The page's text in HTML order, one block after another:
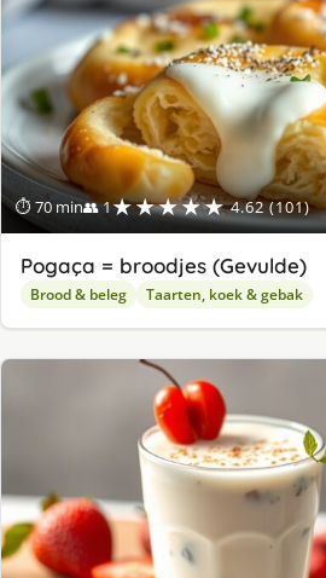
⏱ 70 min👥 1★★★★★ 4.62 (101)
Pogaça = broodjes (Gevulde)
Brood & beleg Taarten, koek & gebak